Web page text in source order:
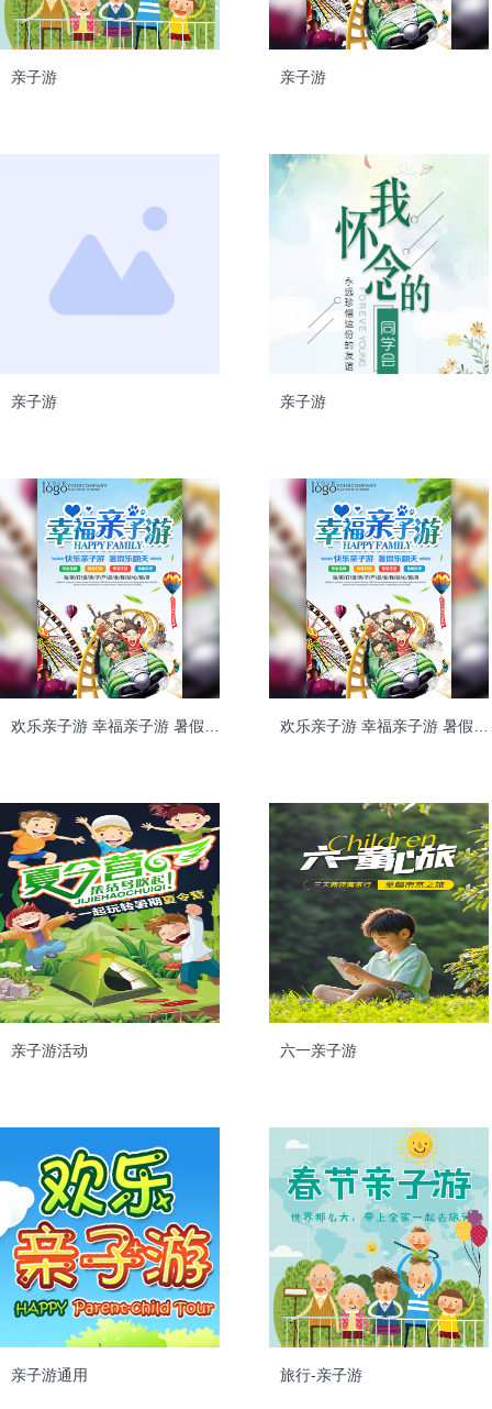
亲子游 亲子游
亲子游 亲子游
亲子游活动 六一亲子游
亲子游通用 旅行-亲子游